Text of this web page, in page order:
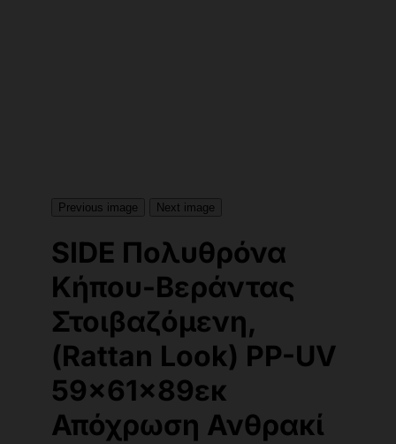
Previous image Next image
SIDE Πολυθρόνα
Κήπου-Βεράντας
Στοιβαζόμενη,
(Rattan Look) PP-UV
59x61x89εκ
Απόχρωση Ανθρακί